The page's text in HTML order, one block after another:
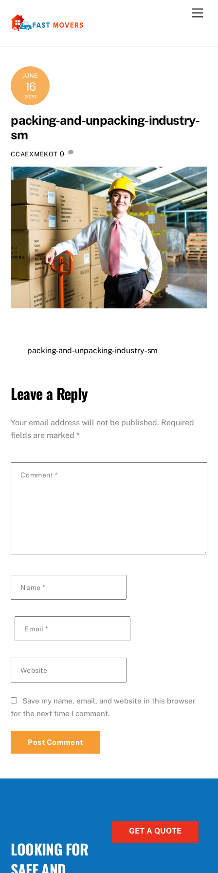
content
JUNE
16
2020
packing-and-unpacking-industry-
sm
CCAEXMEKOT 0
packing-and-unpacking-industry-sm
Leave a Reply
Your email address will not be published. Required
fields are marked*
Comment *
Name*
Email *
Website
Save my name, email, and website in this browser
for the next time I comment.
LOOKING FOR
GET A QUOTE